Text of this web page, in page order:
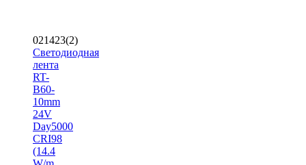
021423(2)
Светодиодная
лента
RT-
B60-
10mm
24V
Day5000
CRI98
(14.4